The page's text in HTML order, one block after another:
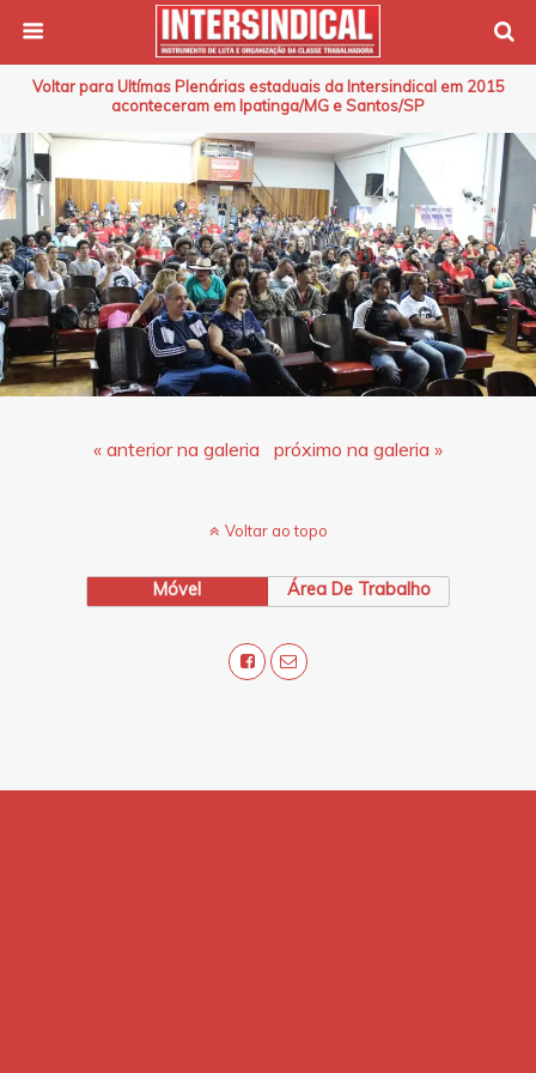
Voltar para Ultímas Plenárias estaduais da Intersindical em 2015
aconteceram em Ipatinga/MG e Santos/SP
« anterior na galeria próximo na galeria »
Voltar ao topo
Móvel Área De Trabalho